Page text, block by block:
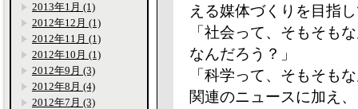
える媒体づくりを目指
「社会って、そもそも
なんだろう？」
「科学って、そもそも
関連のニュースに加え、
2013年1月 (1)
2012年12月 (1)
2012年11月 (1)
2012年10月 (1)
2012年9月 (3)
2012年8月 (4)
2012年7月 (3)